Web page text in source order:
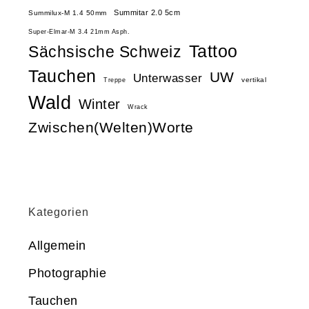
Summilux-M 1.4 50mm Summitar 2.0 5cm
Super-Elmar-M 3.4 21mm Asph.
Sächsische Schweiz Tattoo
Tauchen
Treppe Unterwasser UW vertikal
Wald Winter Wrack
Zwischen(Welten)Worte
Kategorien
Allgemein
Photographie
Tauchen